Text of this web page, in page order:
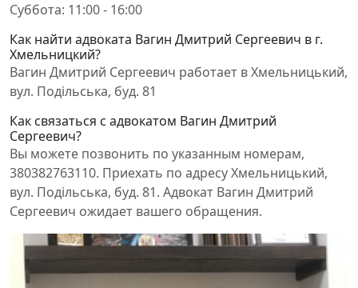
Суббота: 11:00 - 16:00
Как найти адвоката Вагин Дмитрий Сергеевич в г.
Хмельницкий?
Вагин Дмитрий Сергеевич работает в Хмельницький,
вул. Подільська, буд. 81
Как связаться с адвокатом Вагин Дмитрий
Сергеевич?
Вы можете позвонить по указанным номерам,
380382763110. Приехать по адресу Хмельницький,
вул. Подільська, буд. 81. Адвокат Вагин Дмитрий
Сергеевич ожидает вашего обращения.